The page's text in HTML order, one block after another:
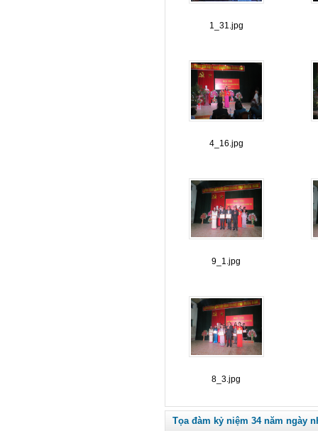
1_31.jpg
4_16.jpg
9_1.jpg
8_3.jpg
Tọa đàm kỷ niệm 34 năm ngày